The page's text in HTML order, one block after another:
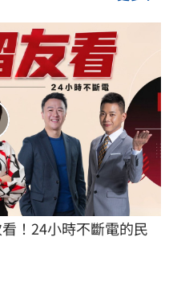
！24小時不斷電的民